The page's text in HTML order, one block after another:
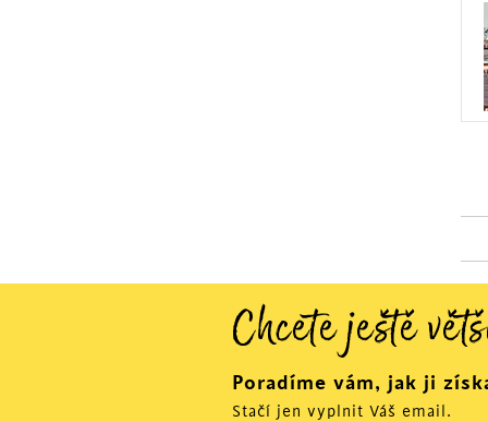
Chcete ještě
Poradíme vám, jak ji
Stačí jen vyplnit Váš email.